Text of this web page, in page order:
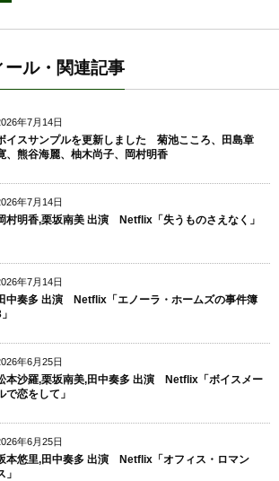
ル・関連記事
年7月14日
イスサンプルを更新しました 菊池こころ、田島章
、熊谷海麗、柚木尚子、岡村明香
年7月14日
村明香,栗坂南美 出演 Netflix「失うものさえなく」
年7月14日
中奏多 出演 Netflix「エノーラ・ホームズの事件簿
年6月25日
本沙羅,栗坂南美,田中奏多 出演 Netflix「ボイスメー
で恋をして」
年6月25日
本悠里,田中奏多 出演 Netflix「オフィス・ロマン
」